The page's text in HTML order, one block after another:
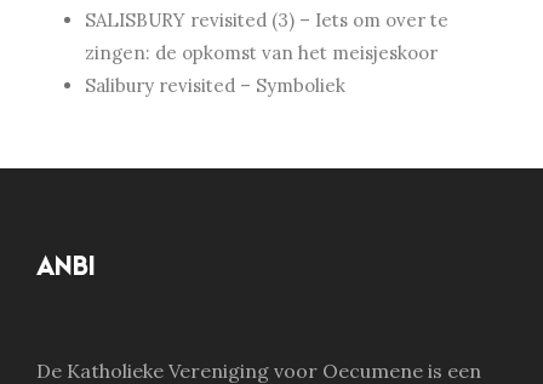
SALISBURY revisited (3) – Iets om over te
zingen: de opkomst van het meisjeskoor
Salibury revisited – Symboliek
ANBI
De Katholieke Vereniging voor Oecumene is een